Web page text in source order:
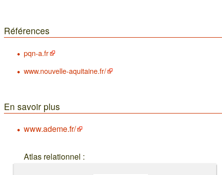
Références
pqn-a.fr
www.nouvelle-aquitaine.fr/
En savoir plus
www.ademe.fr/
Atlas relationnel :